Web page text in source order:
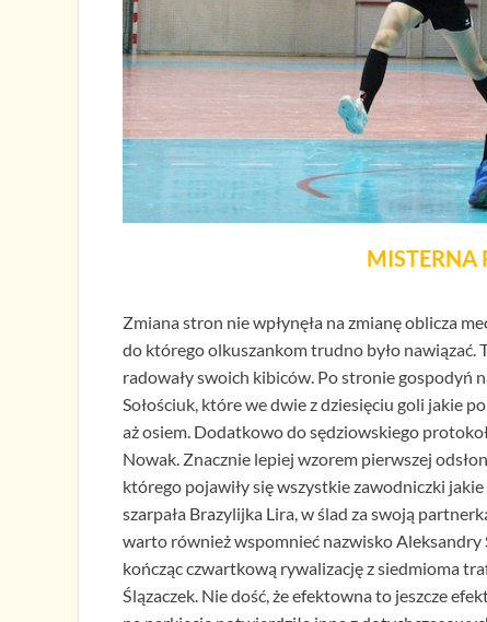
MISTERNA
Zmiana stron nie wpłynęła na zmianę oblicza
do którego olkuszankom trudno było
radowały swoich kibiców. Po stronie gospodyń
Sołościuk, które we dwie z dziesięciu goli jakie
aż osiem. Dodatkowo do sędziowskiego
Nowak. Znacznie lepiej wzorem pierwszej
którego pojawiły się wszystkie zawodniczki
szarpała Brazylijka Lira, w ślad za swoją
warto również wspomnieć nazwisko Aleksandry
kończąc czwartkową rywalizację z siedmioma
Ślązaczek. Nie dość, że efektowna to jeszcze